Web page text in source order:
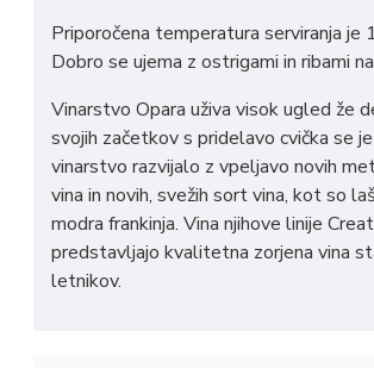
Priporočena temperatura serviranja je
Dobro se ujema z ostrigami in ribami
Vinarstvo Opara uživa visok ugled že
svojih začetkov s pridelavo cvička se
vinarstvo razvijalo z vpeljavo novih
vina in novih, svežih sort vina, kot so
modra frankinja. Vina njihove linije
predstavljajo kvalitetna zorjena vina
letnikov.